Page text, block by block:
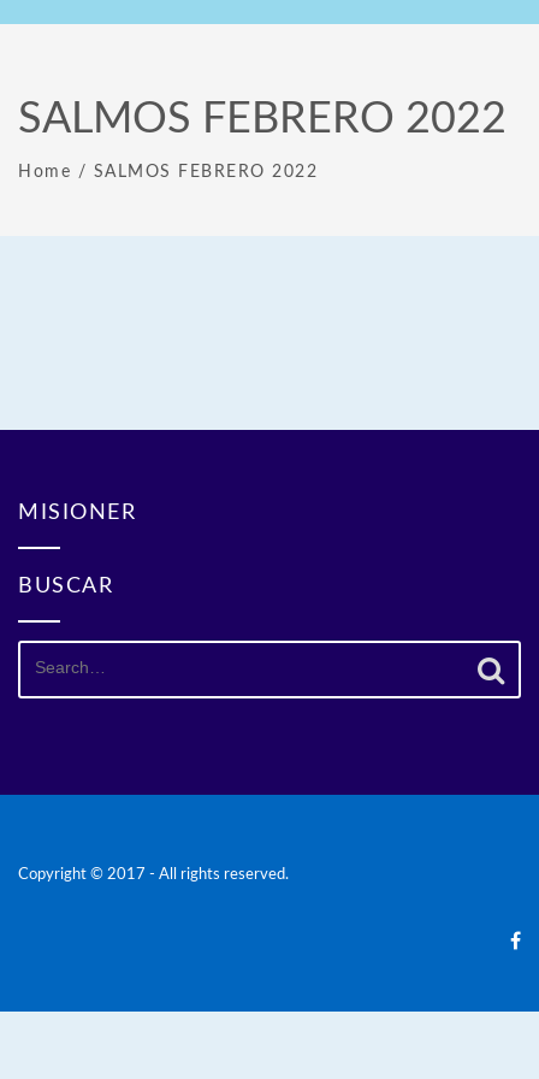
SALMOS FEBRERO 2022
Home / SALMOS FEBRERO 2022
MISIONER
BUSCAR
Search
Copyright © 2017 - All rights reserved.